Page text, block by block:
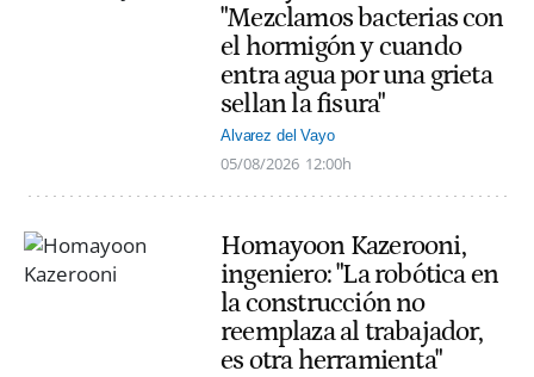
"Mezclamos bacterias con
el hormigón y cuando
entra agua por una grieta
sellan la fisura"
Alvarez del Vayo
05/08/2026 12:00h
Homayoon Kazerooni,
ingeniero: "La robótica en
la construcción no
reemplaza al trabajador,
es otra herramienta"